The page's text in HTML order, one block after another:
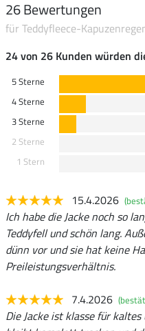
26 Bewertungen
für Teddyfleece-
24 von 26 Kunden würden
5 Sterne
4 Sterne
3 Sterne
2 Sterne
1 Stern
15.4.2026
Ich habe die Jacke noch so
Teddyfell und schön lang.
dünn vor und sie hat keine
Preileistungsverhältnis.
7.4.2026
Die Jacke ist klasse für